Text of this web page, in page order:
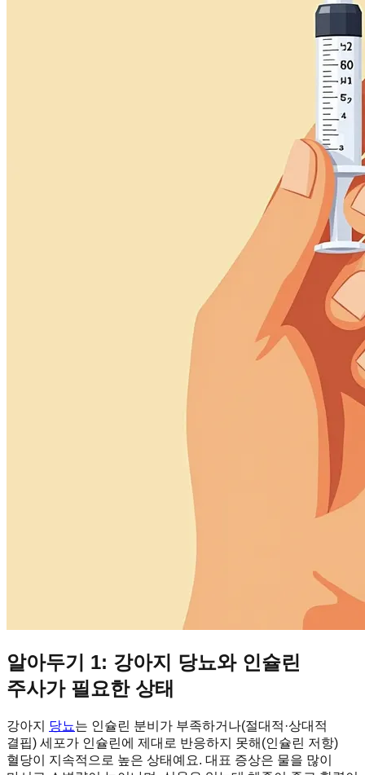
알아두기 1: 강아지 당뇨와 인슐린
주사가 필요한 상태
강아지 당뇨는 인슐린 분비가 부족하거나(절대적·상대적
결핍) 세포가 인슐린에 제대로 반응하지 못해(인슐린 저항)
혈당이 지속적으로 높은 상태예요. 대표 증상은 물을 많이